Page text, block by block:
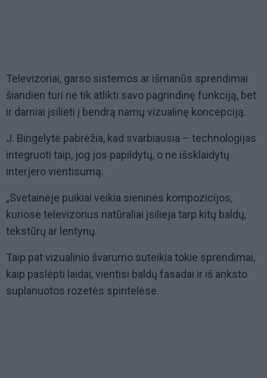
Televizoriai, garso sistemos ar išmanūs sprendimai
šiandien turi ne tik atlikti savo pagrindinę funkciją, bet
ir darniai įsilieti į bendrą namų vizualinę koncepciją.
J. Bingelytė pabrėžia, kad svarbiausia – technologijas
integruoti taip, jog jos papildytų, o ne išsklaidytų
interjero vientisumą.
„Svetainėje puikiai veikia sieninės kompozicijos,
kuriose televizorius natūraliai įsilieja tarp kitų baldų,
tekstūrų ar lentynų.
Taip pat vizualinio švarumo suteikia tokie sprendimai,
kaip paslėpti laidai, vientisi baldų fasadai ir iš anksto
suplanuotos rozetės spintelėse.